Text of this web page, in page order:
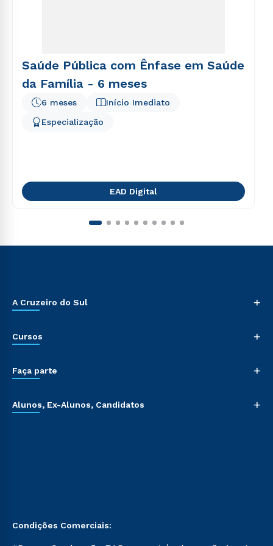
Saúde Pública com Ênfase em Saúde
da Família - 6 meses
Início Imediato
6 meses
Especialização
EAD Digital
A Cruzeiro do Sul +
Cursos +
Faça parte +
Alunos, Ex-Alunos, Candidatos +
Condições Comerciais: